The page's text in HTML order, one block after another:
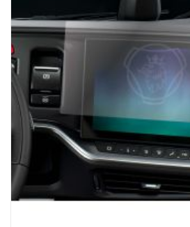
la relevancia de la ciberseguridad GSR,
incluido en el Scania VWTA para
DETECCIÓN AUTOMÁTICA DE EJES:
La unidad receptora detecta
de un posible remolque, asegurándose
información que necesita para una
COMODIDAD:
El cargador de base magnética Scania
conectividad USB-C garantizan que la
para conducir, lo que reduce el tiempo